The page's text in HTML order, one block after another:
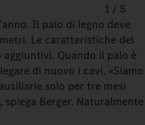
1 / 5
Il palo di legno deve
Le caratteristiche del
Quando il palo è
di nuovo i cavi. «Siamo
solo per tre mesi
Berger. Naturalmente